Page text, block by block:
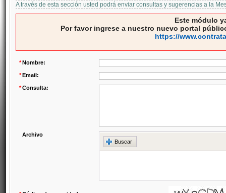
A través de esta sección usted podrá enviar consultas y sugerencias a la
Este módulo
Por favor ingrese a nuestro nuevo portal
https://
*Nombre:
*Email:
*Consulta:
Archivo
Buscar